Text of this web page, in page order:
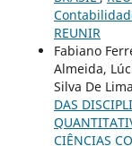
REUNIR
Fabiano
Almeida,
Silva De
DAS
CIÊNCIAS